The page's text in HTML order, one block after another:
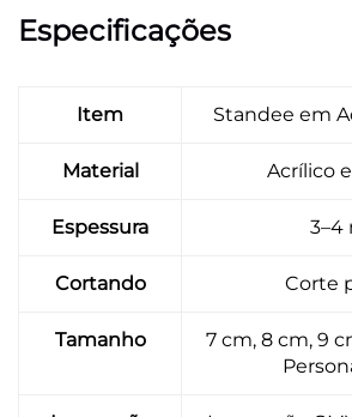
Especificações
Item Standee em
Material Acrílico
Espessura 3–4
Cortando Corte
Tamanho
7 cm, 8 cm, 9